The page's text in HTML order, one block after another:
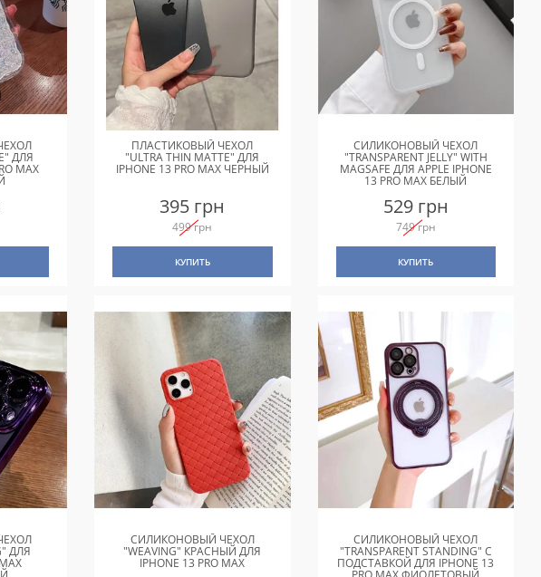
ДЛЯ
MAX
ПЛАСТИКОВЫЙ ЧЕХОЛ
"ULTRA THIN MATTE" ДЛЯ
IPHONE 13 PRO MAX ЧЕРНЫЙ
395 грн
499 грн
КУПИТЬ
СИЛИКОНОВЫЙ ЧЕХОЛ
"TRANSPARENT JELLY" WITH
MAGSAFE ДЛЯ APPLE IPHONE
13 PRO MAX БЕЛЫЙ
529 грн
749 грн
КУПИТЬ
ДЛЯ
СИЛИКОНОВЫЙ ЧЕХОЛ
"WEAVING" КРАСНЫЙ ДЛЯ
IPHONE 13 PRO MAX
СИЛИКОНОВЫЙ ЧЕХОЛ
"TRANSPARENT STANDING" С
ПОДСТАВКОЙ ДЛЯ IPHONE 13